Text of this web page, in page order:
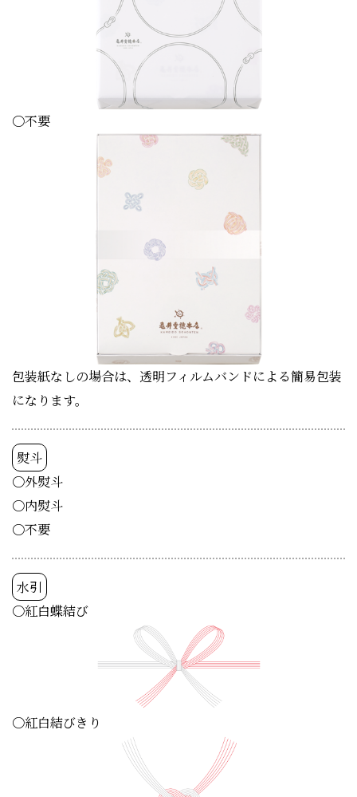
〇不要
包装紙なしの場合は、透明フィルムバンドによる簡易包装
になります。
熨斗
〇外熨斗
〇内熨斗
〇不要
水引
〇紅白蝶結び
〇紅白結びきり